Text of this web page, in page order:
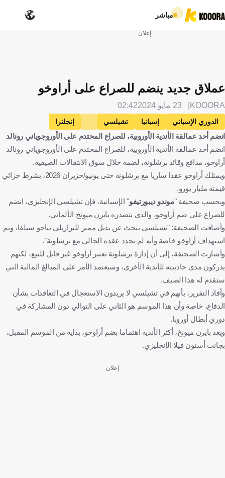
مباشر
إعلان
عملاق جديد ينضم للصراع على أراوخو
KOOORA 23 مايو 2024 02:42
الدوري الإسباني إسبانيا تشيلسي
إنجلترا
برشلونة
إشبيلية بايرن ميونخ
ألمانيا
رونالد أراوخو
أورغواي الإنتقالات كرة قدم
انضم أحد عمالقة الأندية الأوروبية، للصراع المحتدم على الأوروجوياني رونالد
انضم أحد عمالقة الأندية الأوروبية، للصراع المحتدم على الأوروجوياني رونالد
أراوخو، مدافع وقائد برشلونة، لضمه خلال سوق الانتقالات الصيفية.
ويمتلك أراوخو عقدا ساريا مع برشلونة حتى يونيو/حزيران 2026، بشرط جزائي
قيمته مليار يورو.
وبحسب صحيفة "موندو ديبورتيفو" الإسبانية، فإن تشيلسي الإنجليزي، انضم
للصراع على ضم أراوخو، والذي يتصدره بايرن ميونخ الألماني.
وأضافت الصحيفة: "تشيلسي يبحث عن بديل مميز للبرازيلي تياجو سيلفا، وتم
استهداف أراوخو خاصة وأنه لم يجدد عقده الحالي مع برشلونة".
وأشارت الصحيفة، إلى أن إدارة برشلونة تعتبر أراوخو غير قابل للبيع، لكنهم
يدركون مدى جاذبيته للأندية الأخرى، وسيعتمد الأمر على المبالغ المالية التي
ستقدم له هذا الصيف.
وأفاد التقرير، بأنهم في تشيلسي لا يريدون الاستعجال في التعاقدات بشأن
الدفاع، خاصة وأن هذا الموسم هو الثاني على التوالي دون المشاركة في
دوري أبطال أوروبا.
ويعد بايرن ميونخ، أكثر الأندية اهتماما بضم أراوخو، بداية من الموسم المقبل،
بجانب أستون فيلا الإنجليزي.
إعلان